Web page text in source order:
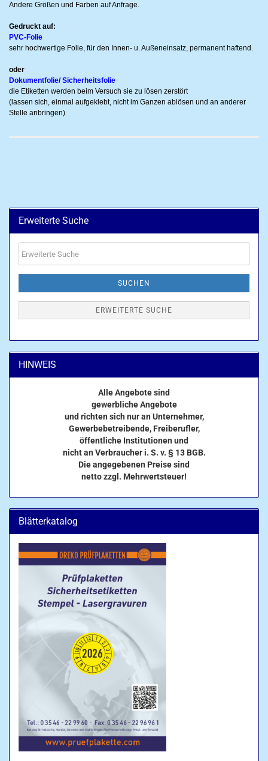
Andere Größen und Farben auf Anfrage.
Gedruckt auf:
PVC-Folie
sehr hochwertige Folie, für den Innen- u. Außeneinsatz, permanent haftend.
oder
Dokumentfolie/ Sicherheitsfolie
die Etiketten werden beim Versuch sie zu lösen zerstört
(lassen sich, einmal aufgeklebt, nicht im Ganzen ablösen und an anderer
Stelle anbringen)
Erweiterte Suche
Suche
SUCHEN
ERWEITERTE SUCHE
HINWEIS
Alle Angebote sind
gewerbliche Angebote
und richten sich nur an Unternehmer,
Gewerbebetreibende, Freiberufler,
öffentliche Institutionen und
nicht an Verbraucher i. S. v. § 13 BGB.
Die angegebenen Preise sind
netto zzgl. Mehrwertsteuer!
Blätterkatalog